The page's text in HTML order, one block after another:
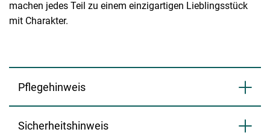
machen jedes Teil zu einem einzigartigen Lieblingsstück
mit Charakter.
Pflegehinweis
Sicherheitshinweis